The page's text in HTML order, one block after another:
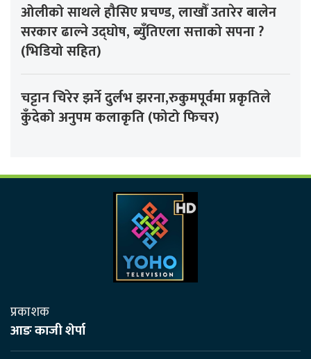
ओलीको साथले हौसिए प्रचण्ड, लाखौँ उतारेर बालेन
सरकार ढाल्ने उद्घोष, ब्युँतिएला सत्ताको सपना ?
(भिडियो सहित)
चट्टान चिरेर झर्ने दुर्लभ झरना,रुकुमपूर्वमा प्रकृतिले
कुँदेको अनुपम कलाकृति (फोटो फिचर)
प्रकाशक
आङ काजी शेर्पा